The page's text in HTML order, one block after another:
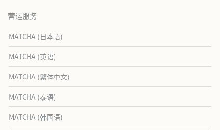
营运服务
MATCHA (日本语)
MATCHA (英语)
MATCHA (繁体中文)
MATCHA (泰语)
MATCHA (韩国语)